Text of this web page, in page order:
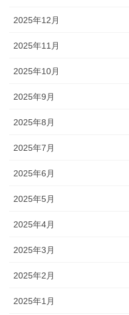
2025年12月
2025年11月
2025年10月
2025年9月
2025年8月
2025年7月
2025年6月
2025年5月
2025年4月
2025年3月
2025年2月
2025年1月